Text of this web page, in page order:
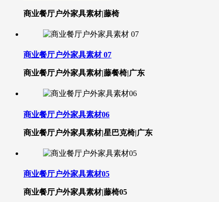
商业餐厅户外家具素材|藤椅
商业餐厅户外家具素材 07
商业餐厅户外家具素材|藤餐椅|广东
商业餐厅户外家具素材06
商业餐厅户外家具素材|星巴克椅|广东
商业餐厅户外家具素材05
​商业餐厅户外家具素材|藤椅05